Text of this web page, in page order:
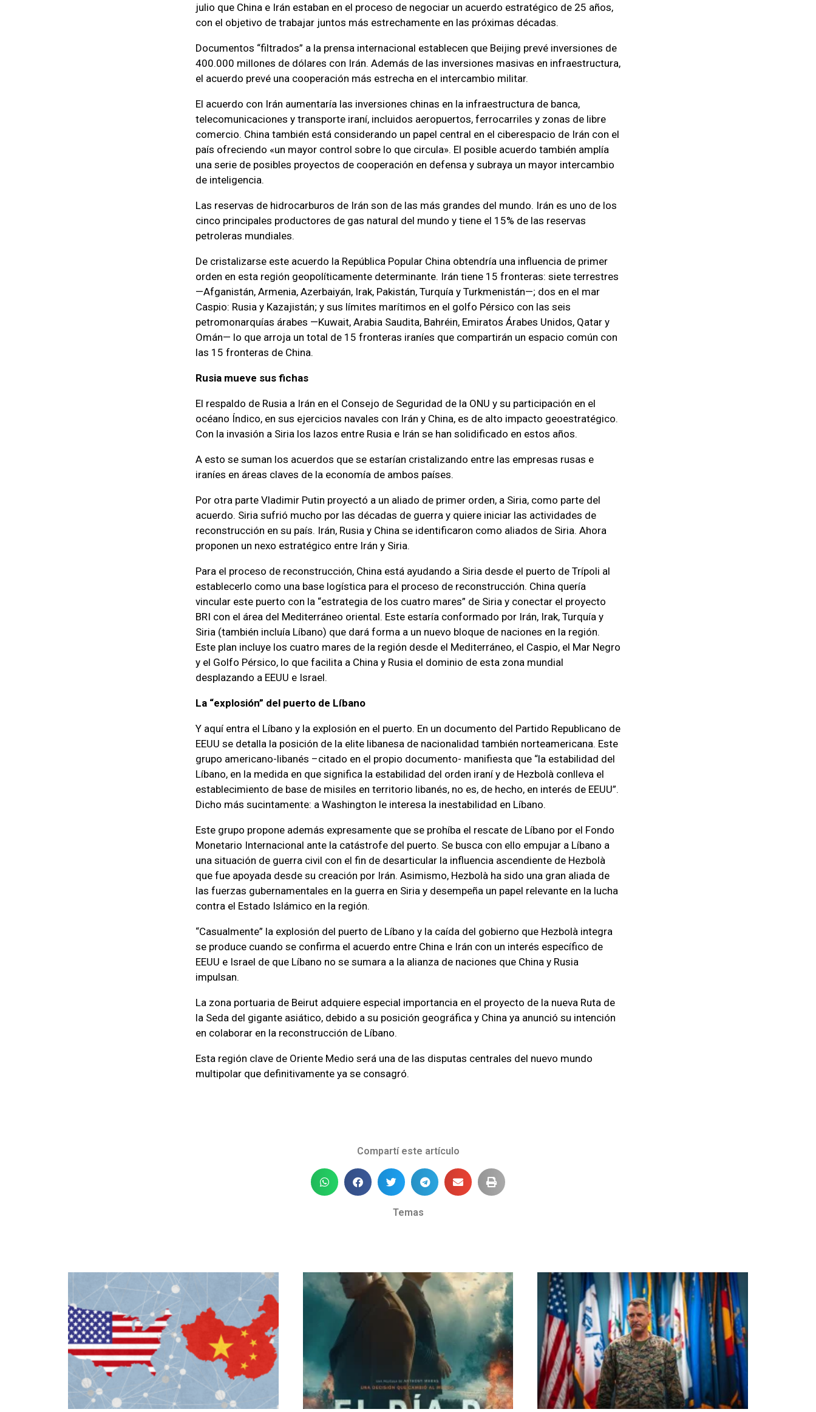
julio que China e Irán estaban en el proceso de negociar un acuerdo estratégico de 25 años,
con el objetivo de trabajar juntos más estrechamente en las próximas décadas.
Documentos “filtrados” a la prensa internacional establecen que Beijing prevé inversiones de
400.000 millones de dólares con Irán. Además de las inversiones masivas en infraestructura,
el acuerdo prevé una cooperación más estrecha en el intercambio militar.
El acuerdo con Irán aumentaría las inversiones chinas en la infraestructura de banca,
telecomunicaciones y transporte iraní, incluidos aeropuertos, ferrocarriles y zonas de libre
comercio. China también está considerando un papel central en el ciberespacio de Irán con el
país ofreciendo «un mayor control sobre lo que circula». El posible acuerdo también amplía
una serie de posibles proyectos de cooperación en defensa y subraya un mayor intercambio
de inteligencia.
Las reservas de hidrocarburos de Irán son de las más grandes del mundo. Irán es uno de los
cinco principales productores de gas natural del mundo y tiene el 15% de las reservas
petroleras mundiales.
De cristalizarse este acuerdo la República Popular China obtendría una influencia de primer
orden en esta región geopolíticamente determinante. Irán tiene 15 fronteras: siete terrestres
—Afganistán, Armenia, Azerbaiyán, Irak, Pakistán, Turquía y Turkmenistán—; dos en el mar
Caspio: Rusia y Kazajistán; y sus límites marítimos en el golfo Pérsico con las seis
petromonarquías árabes —Kuwait, Arabia Saudita, Bahréin, Emiratos Árabes Unidos, Qatar y
Omán— lo que arroja un total de 15 fronteras iraníes que compartirán un espacio común con
las 15 fronteras de China.
Rusia mueve sus fichas
El respaldo de Rusia a Irán en el Consejo de Seguridad de la ONU y su participación en el
océano Índico, en sus ejercicios navales con Irán y China, es de alto impacto geoestratégico.
Con la invasión a Siria los lazos entre Rusia e Irán se han solidificado en estos años.
A esto se suman los acuerdos que se estarían cristalizando entre las empresas rusas e
iraníes en áreas claves de la economía de ambos países.
Por otra parte Vladimir Putin proyectó a un aliado de primer orden, a Siria, como parte del
acuerdo. Siria sufrió mucho por las décadas de guerra y quiere iniciar las actividades de
reconstrucción en su país. Irán, Rusia y China se identificaron como aliados de Siria. Ahora
proponen un nexo estratégico entre Irán y Siria.
Para el proceso de reconstrucción, China está ayudando a Siria desde el puerto de Trípoli al
establecerlo como una base logística para el proceso de reconstrucción. China quería
vincular este puerto con la “estrategia de los cuatro mares” de Siria y conectar el proyecto
BRI con el área del Mediterráneo oriental. Este estaría conformado por Irán, Irak, Turquía y
Siria (también incluía Líbano) que dará forma a un nuevo bloque de naciones en la región.
Este plan incluye los cuatro mares de la región desde el Mediterráneo, el Caspio, el Mar Negro
y el Golfo Pérsico, lo que facilita a China y Rusia el dominio de esta zona mundial
desplazando a EEUU e Israel.
La “explosión” del puerto de Líbano
Y aquí entra el Líbano y la explosión en el puerto. En un documento del Partido Republicano de
EEUU se detalla la posición de la elite libanesa de nacionalidad también norteamericana. Este
grupo americano-libanés –citado en el propio documento- manifiesta que “la estabilidad del
Líbano, en la medida en que significa la estabilidad del orden iraní y de Hezbolà conlleva el
establecimiento de base de misiles en territorio libanés, no es, de hecho, en interés de EEUU”.
Dicho más sucintamente: a Washington le interesa la inestabilidad en Líbano.
Este grupo propone además expresamente que se prohíba el rescate de Líbano por el Fondo
Monetario Internacional ante la catástrofe del puerto. Se busca con ello empujar a Líbano a
una situación de guerra civil con el fin de desarticular la influencia ascendiente de Hezbolà
que fue apoyada desde su creación por Irán. Asimismo, Hezbolà ha sido una gran aliada de
las fuerzas gubernamentales en la guerra en Siria y desempeña un papel relevante en la lucha
contra el Estado Islámico en la región.
“Casualmente” la explosión del puerto de Líbano y la caída del gobierno que Hezbolà integra
se produce cuando se confirma el acuerdo entre China e Irán con un interés específico de
EEUU e Israel de que Líbano no se sumara a la alianza de naciones que China y Rusia
impulsan.
La zona portuaria de Beirut adquiere especial importancia en el proyecto de la nueva Ruta de
la Seda del gigante asiático, debido a su posición geográfica y China ya anunció su intención
en colaborar en la reconstrucción de Líbano.
Esta región clave de Oriente Medio será una de las disputas centrales del nuevo mundo
multipolar que definitivamente ya se consagró.
Compartí este artículo
Temas